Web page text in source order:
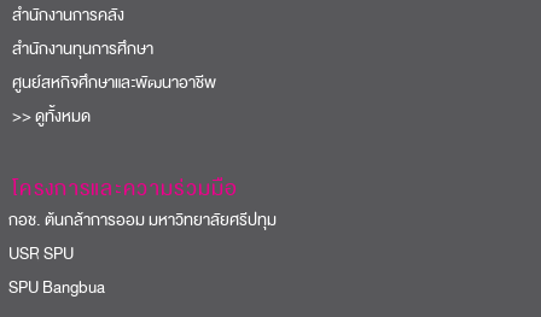
สำนักงานการคลัง
สำนักงานทุนการศึกษา
ศูนย์สหกิจศึกษาและพัฒนาอาชีพ
>> ดูทั้งหมด
โครงการและความร่วมมือ
ช. ต้นกล้าการออม มหาวิทยาลัยศรีปทุม
SPU
Bangbua